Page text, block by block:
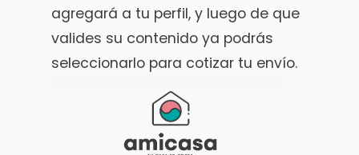
agregará a tu perfil, y luego de que
valides su contenido ya podrás
seleccionarlo para cotizar tu envío.